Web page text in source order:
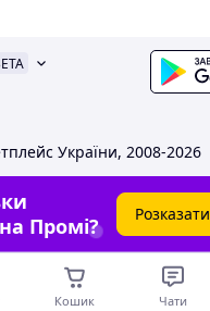
України, 2008-2026
Промі?
Розказати
Кошик Чати